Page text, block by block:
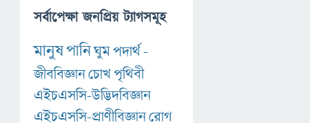
সর্বাপেক্ষা জনপ্রিয় ট্যাগসমূহ
মানুষপানিঘুমপদার্থ-
জীববিজ্ঞানচোখপৃথিবী
এইচএসসি-উদ্ভিদবিজ্ঞান
এইচএসসি-প্রাণীবিজ্ঞানরোগ